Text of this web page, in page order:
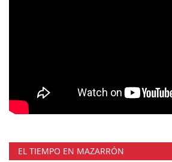
EL TIEMPO EN MAZARRÓN